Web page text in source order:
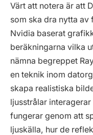
Värt att notera är att
som ska dra nytta av
Nvidia baserat
beräkningarna vilka
nämna begreppet
en teknik inom
skapa realistiska
ljusstrålar
fungerar genom att
ljuskälla, hur de